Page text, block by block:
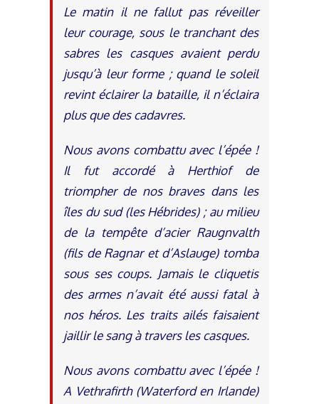
Le matin il ne fallut pas réveiller
leur courage, sous le tranchant des
sabres les casques avaient perdu
jusqu’à leur forme ; quand le soleil
revint éclairer la bataille, il n’éclaira
plus que des cadavres.
Nous avons combattu avec l’épée !
Il fut accordé à Herthiof de
triompher de nos braves dans les
îles du sud (les Hébrides) ; au milieu
de la tempête d’acier Raugnvalth
(fils de Ragnar et d’Aslauge) tomba
sous ses coups. Jamais le cliquetis
des armes n’avait été aussi fatal à
nos héros. Les traits ailés faisaient
jaillir le sang à travers les casques.
Nous avons combattu avec l’épée !
A Vethrafirth (Waterford en Irlande)